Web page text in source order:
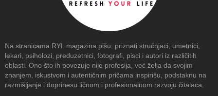
Na stranicama RYL magazina pišu: priznati stručnjaci, umetnici,
lekari, psiholozi, preduzetnici, fotografi, pisci i autori iz različitih
oblasti. Ono što ih povezuje nije profesija, već želja da svojim
znanjem, iskustvom i autentičnim pričama inspirišu, podstaknu na
razmišljanje i doprinesu ličnom i profesionalnom razvoju čitalaca.